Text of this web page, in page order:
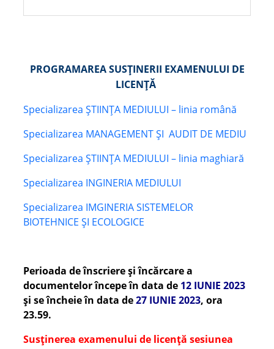
PROGRAMAREA SUSȚINERII EXAMENULUI DE
LICENŢĂ
Specializarea ȘTIINȚA MEDIULUI – linia română
Specializarea MANAGEMENT ȘI AUDIT DE MEDIU
Specializarea ȘTIINȚA MEDIULUI – linia maghiară
Specializarea INGINERIA MEDIULUI
Specializarea IMGINERIA SISTEMELOR
BIOTEHNICE ȘI ECOLOGICE
Perioada de înscriere și încărcare a
documentelor începe în data de 12 IUNIE 2023
și se încheie în data de27 IUNIE 2023, ora
23.59.
Susținerea examenului de licență sesiunea